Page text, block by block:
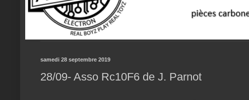
samedi 28 septembre 2019
28/09- Asso Rc10F6 de J. Parnot